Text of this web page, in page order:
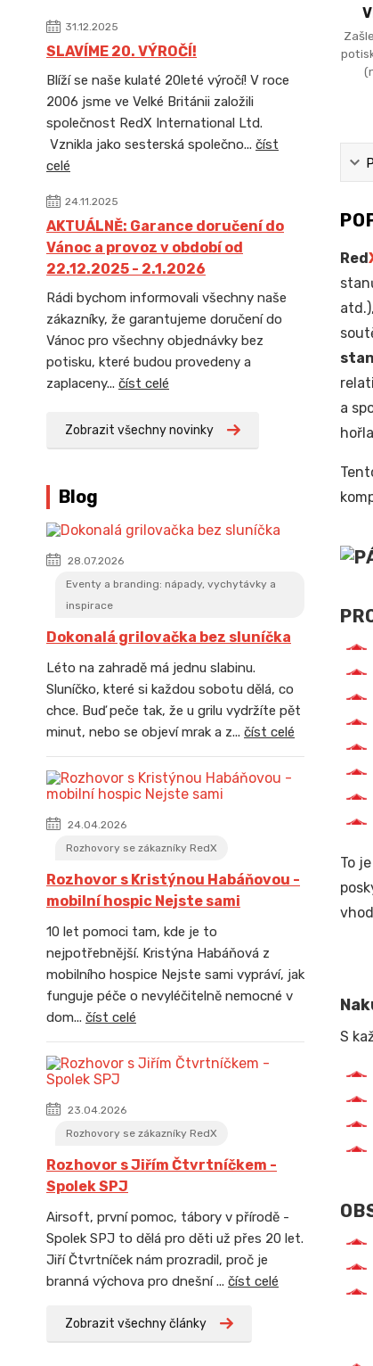
31.12.2025
SLAVÍME 20. VÝROČÍ!
Blíží se naše kulaté 20leté výročí! V roce
2006 jsme ve Velké Británii založili
společnost RedX International Ltd.
Vznikla jako sesterská společno... číst
celé
24.11.2025
AKTUÁLNĚ: Garance doručení do
Vánoc a provoz v období od
22.12.2025 - 2.1.2026
Rádi bychom informovali všechny naše
zákazníky, že garantujeme doručení do
Vánoc pro všechny objednávky bez
potisku, které budou provedeny a
zaplaceny... číst celé
Zobrazit všechny novinky
Blog
28.07.2026
Eventy a branding: nápady, vychytávky a
inspirace
Dokonalá grilovačka bez sluníčka
Léto na zahradě má jednu slabinu.
Sluníčko, které si každou sobotu dělá, co
chce. Buď peče tak, že u grilu vydržíte pět
minut, nebo se objeví mrak a z... číst celé
24.04.2026
Rozhovory se zákazníky RedX
Rozhovor s Kristýnou Habáňovou -
mobilní hospic Nejste sami
10 let pomoci tam, kde je to
nejpotřebnější. Kristýna Habáňová z
mobilního hospice Nejste sami vypráví, jak
funguje péče o nevyléčitelně nemocné v
dom... číst celé
23.04.2026
Rozhovory se zákazníky RedX
Rozhovor s Jiřím Čtvrtníčkem -
Spolek SPJ
Airsoft, první pomoc, tábory v přírodě -
Spolek SPJ to dělá pro děti už přes 20 let.
Jiří Čtvrtníček nám prozradil, proč je
branná výchova pro dnešní ... číst celé
Zobrazit všechny články
Red
a
To
S